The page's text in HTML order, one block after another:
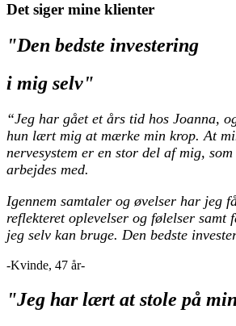
Det siger mine klienter
"Den bedste investering
i mig selv"
“Jeg har gået et års tid hos Joanna,
hun lært mig at mærke min krop. At
nervesystem er en stor del af mig,
arbejdes med.
Igennem samtaler og øvelser har jeg
reflekteret oplevelser og følelser samt
jeg selv kan bruge. Den bedste
-Kvinde, 47 år-
"Jeg har lært at stole på